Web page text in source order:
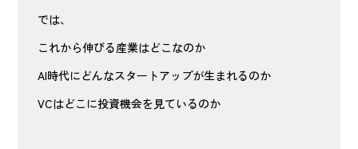
では、
これから伸びる産業はどこなのか
AI時代にどんなスタートアップが生まれるのか
VCはどこに投資機会を見ているのか